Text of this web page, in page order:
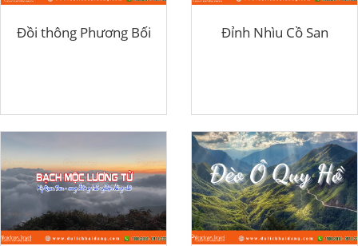
Đồi thông Phương Bối Đỉnh Nhìu Cồ San